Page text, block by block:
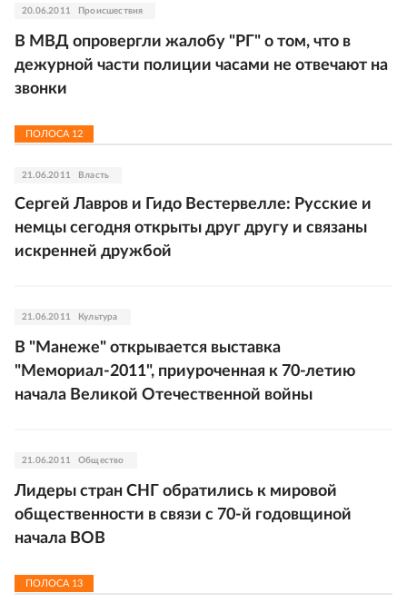
20.06.2011 Происшествия
В МВД опровергли жалобу "РГ" о том, что в
дежурной части полиции часами не отвечают на
звонки
ПОЛОСА 12
21.06.2011 Власть
Сергей Лавров и Гидо Вестервелле: Русские и
немцы сегодня открыты друг другу и связаны
искренней дружбой
21.06.2011 Культура
В "Манеже" открывается выставка
"Мемориал-2011", приуроченная к 70-летию
начала Великой Отечественной войны
21.06.2011 Общество
Лидеры стран СНГ обратились к мировой
общественности в связи с 70-й годовщиной
начала ВОВ
ПОЛОСА 13